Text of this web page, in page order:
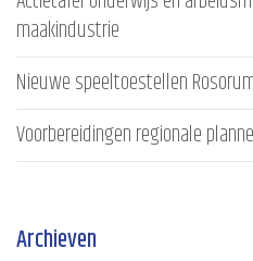
maakindustrie
Nieuwe speeltoestellen
Voorbereidingen regionale
Archieven